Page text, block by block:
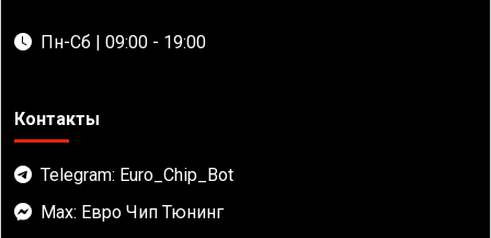
Пн-Сб | 09:00 - 19:00
Контакты
Telegram: Euro_Chip_Bot
Max: Евро Чип Тюнинг